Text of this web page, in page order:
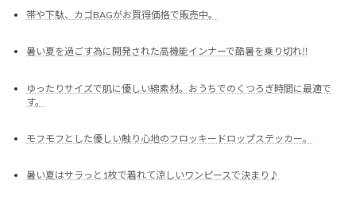
帯や下駄、カゴBAGがお買得価格で販売中。
暑い夏を過ごす為に開発された高機能インナーで酷暑を乗り切れ‼
ゆったりサイズで肌に優しい綿素材。おうちでのくつろぎ時間に最適で
す。
モフモフとした優しい触り心地のフロッキードロップステッカー。
暑い夏はサラっと1枚で着れて涼しいワンピースで決まり♪